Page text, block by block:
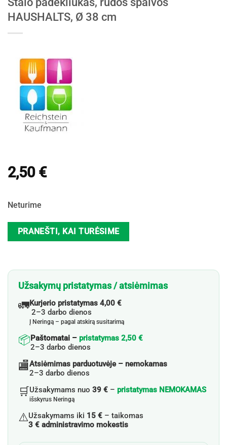
HAUSHALTS, Ø 38 cm
2,50 €
Neturime
PRANEŠTI, KAI TURĖSIME
Užsakymų pristatymas / atsiėmimas
🚛Kurjerio pristatymas 4,00 €
2–3 darbo dienos
Į Neringą – pagal atskirą susitarimą
📦Paštomatai – pristatymas 2,50 €
2–3 darbo dienos
🏬Atsiėmimas parduotuvėje – nemokamas
2–3 darbo dienos
🛒Užsakymams nuo 39 € – pristatymas NEMOKAMAS
išskyrus Neringą
⚠️Užsakymams iki 15 € – taikomas
3 € administravimo mokestis